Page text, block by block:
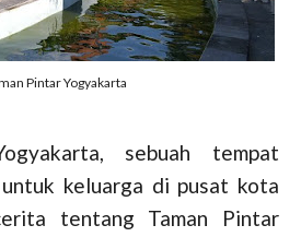
Pintar Yogyakarta
sebuah tempat
keluarga di pusat kota
tentang Taman Pintar